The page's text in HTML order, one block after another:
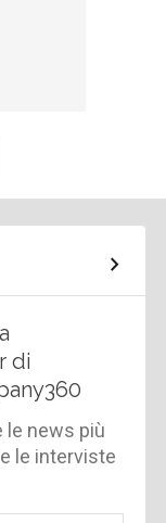
di
le news più
le interviste